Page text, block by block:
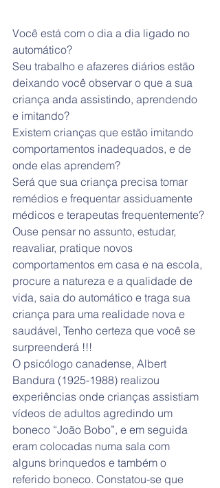
Você está com o dia a dia ligado no
automático?
Seu trabalho e afazeres diários estão
deixando você observar o que a sua
criança anda assistindo, aprendendo
e imitando?
Existem crianças que estão imitando
comportamentos inadequados, e de
onde elas aprendem?
Será que sua criança precisa tomar
remédios e frequentar assiduamente
médicos e terapeutas frequentemente?
Ouse pensar no assunto, estudar,
reavaliar, pratique novos
comportamentos em casa e na escola,
procure a natureza e a qualidade de
vida, saia do automático e traga sua
criança para uma realidade nova e
saudável, Tenho certeza que você se
surpreenderá !!!
O psicólogo canadense, Albert
Bandura (1925-1988) realizou
experiências onde crianças assistiam
vídeos de adultos agredindo um
boneco “João Bobo”, e em seguida
eram colocadas numa sala com
alguns brinquedos e também o
referido boneco. Constatou-se que